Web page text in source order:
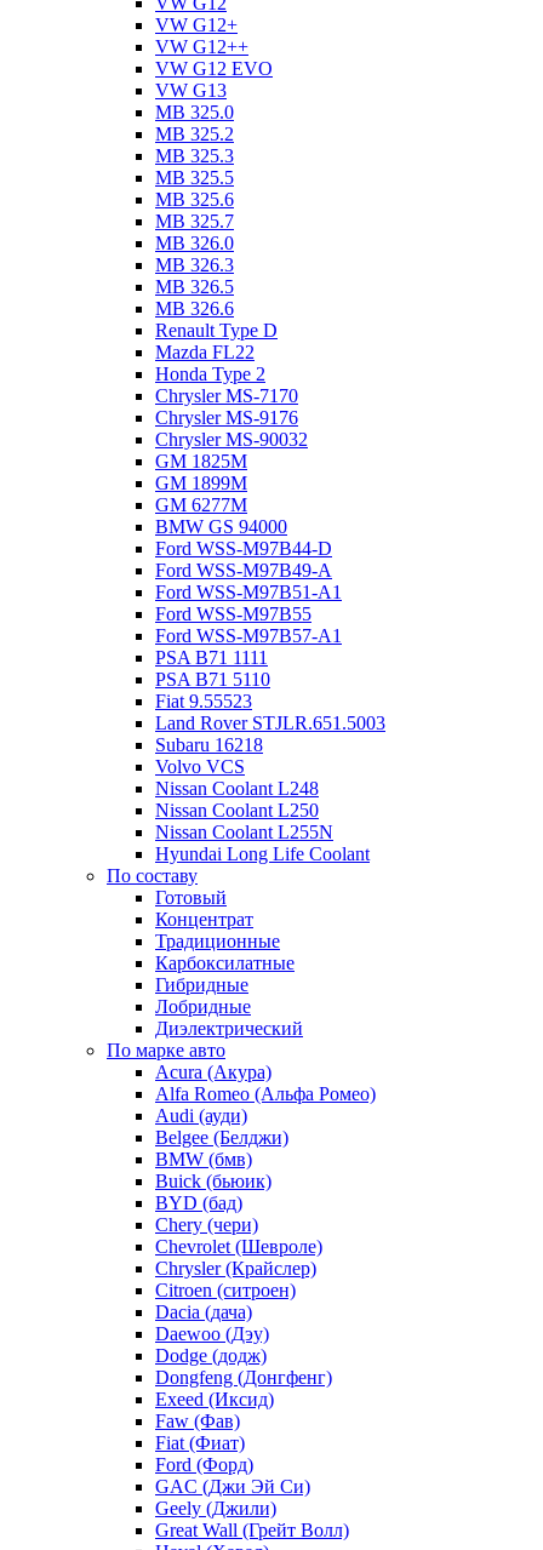
VW G12+
VW G12++
VW G12 EVO
VW G13
MB 325.0
MB 325.2
MB 325.3
MB 325.5
MB 325.6
MB 325.7
MB 326.0
MB 326.3
MB 326.5
MB 326.6
Renault Type D
Mazda FL22
Honda Type 2
Chrysler MS-7170
Chrysler MS-9176
Chrysler MS-90032
GM 1825M
GM 1899M
GM 6277M
BMW GS 94000
Ford WSS-M97B44-D
Ford WSS-M97B49-A
Ford WSS-M97B51-A1
Ford WSS-M97B55
Ford WSS-M97B57-A1
PSA B71 1111
PSA B71 5110
Fiat 9.55523
Land Rover STJLR.651.5003
Subaru 16218
Volvo VCS
Nissan Coolant L248
Nissan Coolant L250
Nissan Coolant L255N
Hyundai Long Life Coolant
По составу
Готовый
Концентрат
Традиционные
Карбоксилатные
Гибридные
Лобридные
Диэлектрический
По марке авто
Acura (Акура)
Alfa Romeo (Альфа Ромео)
Audi (ауди)
Belgee (Белджи)
BMW (бмв)
Buick (бьюик)
BYD (бад)
Chery (чери)
Chevrolet (Шевроле)
Chrysler (Крайслер)
Citroen (ситроен)
Dacia (дача)
Daewoo (Дэу)
Dodge (додж)
Dongfeng (Донгфенг)
Exeed (Иксид)
Faw (Фав)
Fiat (Фиат)
Ford (Форд)
GAC (Джи Эй Си)
Geely (Джили)
Great Wall (Грейт Волл)